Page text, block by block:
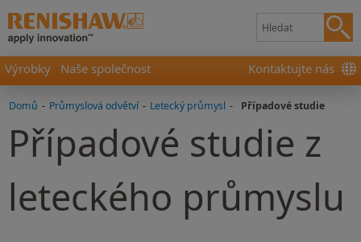
Výrobky Naše společnost Kontaktujte nás
Domů - Průmyslová odvětví - Letecký průmysl - Případové studie
Případové studie z
leteckého průmyslu